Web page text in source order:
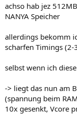
achso hab jez
NANYA Speicher
allerdings bekomm
scharfen Timings (2-
selbst wenn ich
-> liegt das nun am
(spannung beim
10x gesenkt, Vcore